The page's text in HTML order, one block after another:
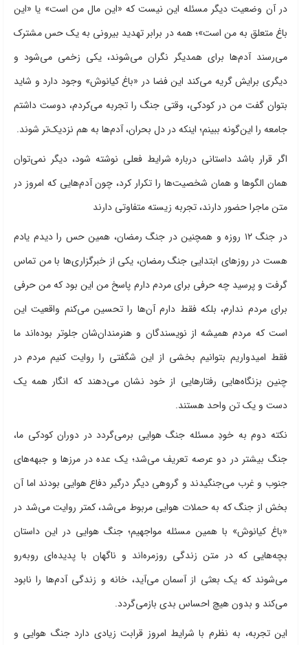
در آن وضعیت دیگر مسئله این نیست که «این مال من است» یا «این
باغ متعلق به من است»؛ همه در برابر تهدید بیرونی به یک حس مشترک
می‌رسند آدم‌ها برای همدیگر نگران می‌شوند، یکی زخمی می‌شود و
دیگری برایش گریه می‌کند این فضا در «باغ کیانوش» وجود دارد و شاید
بتوان گفت من در کودکی، وقتی جنگ را تجربه می‌کردم، دوست داشتم
جامعه را این‌گونه ببینم؛ اینکه در دل بحران، آدم‌ها به هم نزدیک‌تر شوند.
اگر قرار باشد داستانی درباره شرایط فعلی نوشته شود، دیگر نمی‌توان
همان الگوها و همان شخصیت‌ها را تکرار کرد، چون آدم‌هایی که امروز در
متن ماجرا حضور دارند، تجربه زیسته متفاوتی دارند
در جنگ ۱۲ روزه و همچنین در جنگ رمضان، همین حس را دیدم یادم
هست در روزهای ابتدایی جنگ رمضان، یکی از خبرگزاری‌ها با من تماس
گرفت و پرسید چه حرفی برای مردم دارم پاسخ من این بود که من حرفی
برای مردم ندارم، بلکه فقط دارم آن‌ها را تحسین می‌کنم واقعیت این
است که مردم همیشه از نویسندگان و هنرمندان‌شان جلوتر بوده‌اند ما
فقط امیدواریم بتوانیم بخشی از این شگفتی را روایت کنیم مردم در
چنین بزنگاه‌هایی رفتارهایی از خود نشان می‌دهند که انگار همه یک
دست و یک تن واحد هستند.
نکته دوم به خودِ مسئله جنگ هوایی برمی‌گردد در دوران کودکی ما،
جنگ بیشتر در دو عرصه تعریف می‌شد؛ یک عده در مرزها و جبهه‌های
جنوب و غرب می‌جنگیدند و گروهی دیگر درگیر دفاع هوایی بودند اما آن
بخش از جنگ که به حملات هوایی مربوط می‌شد، کمتر روایت می‌شد در
«باغ کیانوش» با همین مسئله مواجهیم؛ جنگ هوایی در این داستان
بچه‌هایی که در متن زندگی روزمره‌اند و ناگهان با پدیده‌ای روبه‌رو
می‌شوند که یک بعثی از آسمان می‌آید، خانه و زندگی آدم‌ها را نابود
می‌کند و بدون هیچ احساس بدی بازمی‌گردد.
این تجربه، به نظرم با شرایط امروز قرابت زیادی دارد جنگ هوایی و